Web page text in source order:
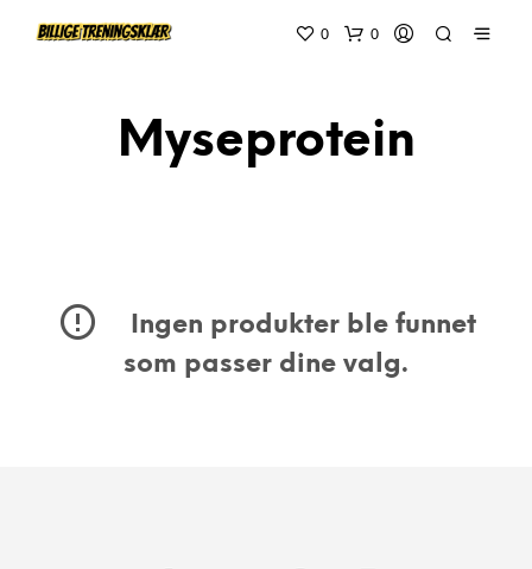
0 0
Myseprotein
Ingen produkter ble funnet
som passer dine valg.